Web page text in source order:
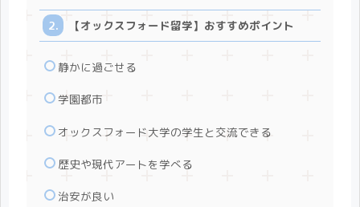
【オックスフォード留学】おすすめポイント
静かに過ごせる
学園都市
オックスフォード大学の学生と交流できる
歴史や現代アートを学べる
治安が良い